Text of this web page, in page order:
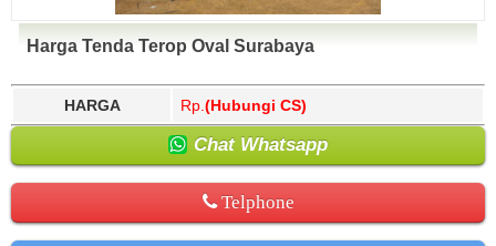
Harga Tenda Terop Oval Surabaya
HARGA Rp. (Hubungi CS)
Chat Whatsapp
Telphone